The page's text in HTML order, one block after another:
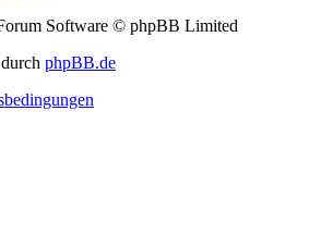
Software © phpBB Limited
phpBB.de